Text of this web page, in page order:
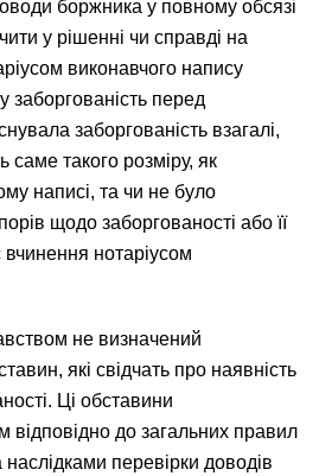
боржника у повному обсязі
у рішенні чи справді на
виконавчого напису
заборгованість перед
заборгованість взагалі,
саме такого розміру, як
написі, та чи не було
щодо заборгованості або її
нотаріусом
не визначений
які свідчать про наявність
Ці обставини
відповідно до загальних правил
перевірки доводів